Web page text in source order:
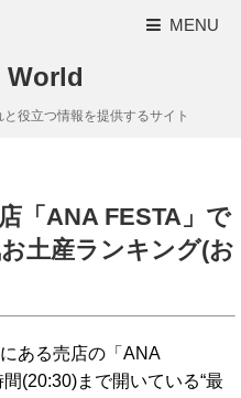
MENU
World
役立つ情報を提供するサイト
「ANA FESTA」で
土産ランキング(お
ある売店の「ANA
(20:30)まで開いている“最